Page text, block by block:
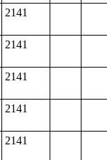
2141
2141
2141
2141
2141